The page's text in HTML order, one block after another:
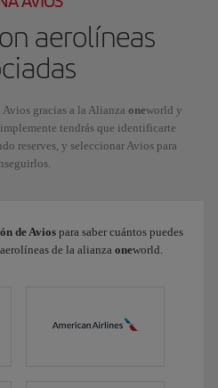
aerolíneas
gracias a la Alianza oneworld y
tendrás que identificarte
reserves, y seleccionar Avios para
de Avios para saber cuántos puedes
de la alianza oneworld.